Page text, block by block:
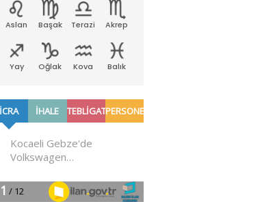
Aslan Başak Terazi Akrep
Yay Oğlak Kova Balık